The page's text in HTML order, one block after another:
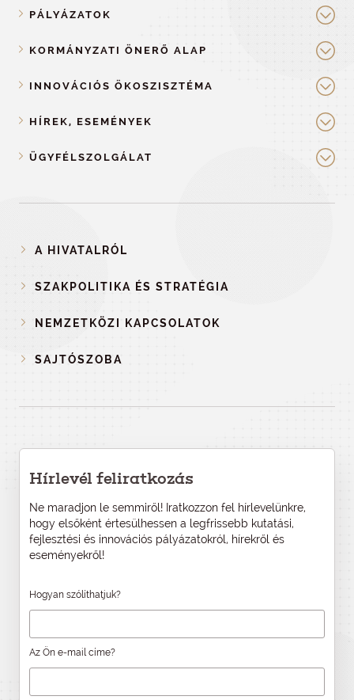
PÁLYÁZATOK
KORMÁNYZATI ÖNERŐ ALAP
INNOVÁCIÓS ÖKOSZISZTÉMA
HÍREK, ESEMÉNYEK
ÜGYFÉLSZOLGÁLAT
A HIVATALRÓL
SZAKPOLITIKA ÉS STRATÉGIA
NEMZETKÖZI KAPCSOLATOK
SAJTÓSZOBA
Hírlevél feliratkozás
Ne maradjon le semmiről! Iratkozzon fel hírlevelünkre,
hogy elsőként értesülhessen a legfrissebb kutatási,
fejlesztési és innovációs pályázatokról, hírekről és
eseményekről!
Hogyan szólíthatjuk?
Az Ön e-mail címe?